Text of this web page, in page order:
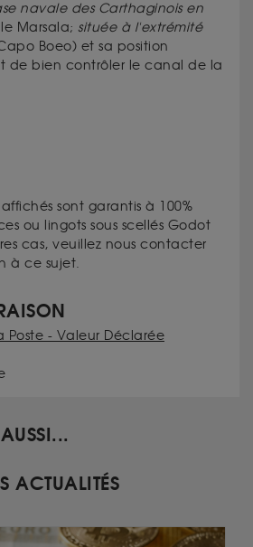
navale des Carthaginois en
Marsala; située à l'extrémité
Boeo) et sa position
de bien contrôler le canal de la
sont garantis à 100%
ou lingots sous scellés Godot
cas, veuillez nous contacter
à ce sujet.
Poste - Valeur Déclarée
ACTUALITÉS